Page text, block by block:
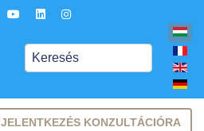
Keresés
JELENTKEZÉS KONZULTÁCIÓRA